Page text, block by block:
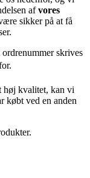
afvores
sikker på at få
skrives
høj kvalitet, kan vi
købt ved en anden